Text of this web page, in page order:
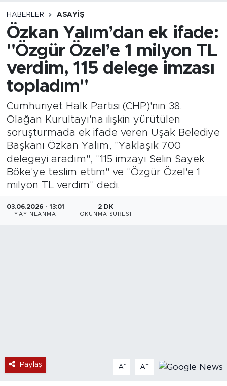
HABERLER ASAYIŞ
Özkan Yalım’dan ek ifade:
"Özgür Özel’e 1 milyon TL
verdim, 115 delege imzası
topladım"
Cumhuriyet Halk Partisi (CHP)'nin 38.
Olağan Kurultayı'na ilişkin yürütülen
soruşturmada ek ifade veren Uşak Belediye
Başkanı Özkan Yalım, "Yaklaşık 700
delegeyi aradım", "115 imzayı Selin Sayek
Böke'ye teslim ettim" ve "Özgür Özel'e 1
milyon TL verdim" dedi.
03.06.2026 - 13:01
YAYINLANMA
2 DK
OKUNMA SÜRESI
Paylaş A- A+